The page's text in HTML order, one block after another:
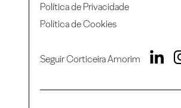
Política de Privacidade
Política de Cookies
Seguir Corticeira Amorim